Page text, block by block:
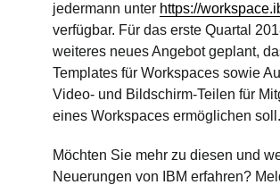
jedermann unter https://
verfügbar. Für das erste Quartal
weiteres neues Angebot geplant,
Templates für Workspaces sowie
Video- und Bildschirm-Teilen für
eines Workspaces ermöglichen soll.
Möchten Sie mehr zu diesen und
Neuerungen von IBM erfahren?